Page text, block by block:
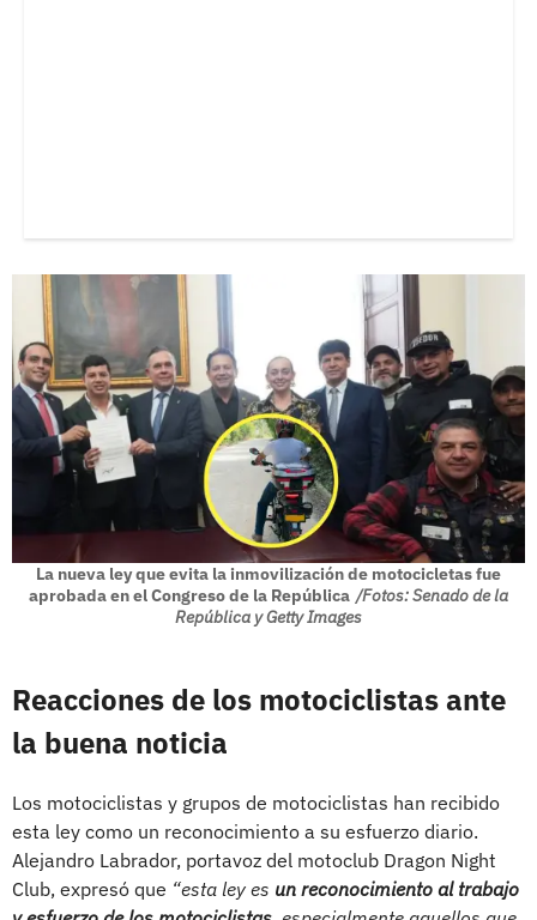
La nueva ley que evita la inmovilización de motocicletas fue
aprobada en el Congreso de la República /Fotos: Senado de la
República y Getty Images
Reacciones de los motociclistas ante
la buena noticia
Los motociclistas y grupos de motociclistas han recibido
esta ley como un reconocimiento a su esfuerzo diario.
Alejandro Labrador, portavoz del motoclub Dragon Night
Club, expresó que “esta ley es un reconocimiento al trabajo